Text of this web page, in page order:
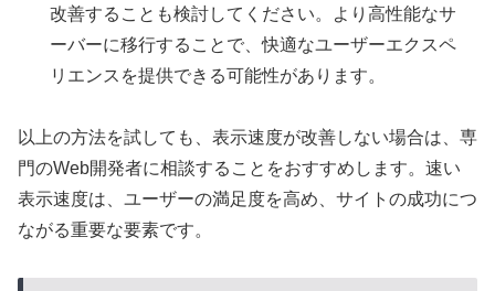
改善することも検討してください。より高性能なサ
ーバーに移行することで、快適なユーザーエクスペ
リエンスを提供できる可能性があります。
以上の方法を試しても、表示速度が改善しない場合は、専
門のWeb開発者に相談することをおすすめします。速い
表示速度は、ユーザーの満足度を高め、サイトの成功につ
ながる重要な要素です。